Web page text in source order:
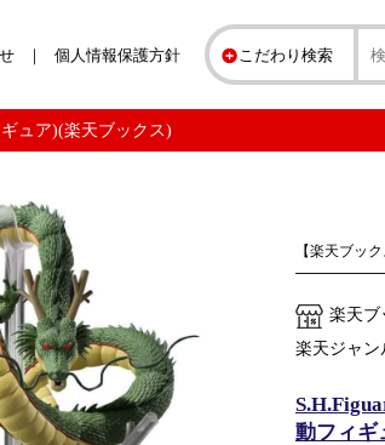
こだわり検索
個人情報保護方針
ュア)(楽天ブックス)
【楽天ブッ
楽天ブ
楽天ジャン
動フィギ